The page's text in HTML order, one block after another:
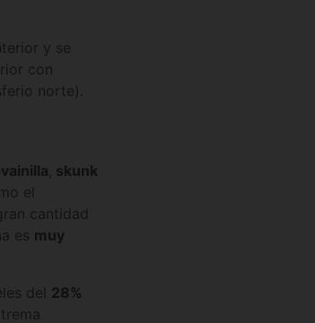
y se
con
norte).
vainilla skunk
el
cantidad
es muy
del 28%